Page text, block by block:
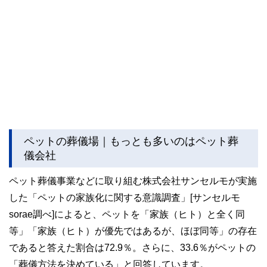
ペットの葬儀場｜もっとも多いのはペット葬
儀会社
ペット葬儀事業などに取り組む株式会社サンセルモが実施
した「ペットの家族化に関する意識調査」[サンセルモ
sorae調べ]によると、ペットを「家族（ヒト）と全く同
等」「家族（ヒト）が優先ではあるが、ほぼ同等」の存在
であると答えた割合は72.9％。さらに、33.6％がペットの
「葬儀方法を決めている」と回答しています。